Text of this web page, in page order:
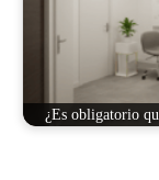
¿Es obligatorio